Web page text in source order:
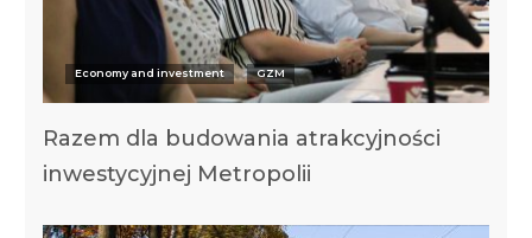
Economy and investment GZM
Razem dla budowania atrakcyjności
inwestycyjnej Metropolii